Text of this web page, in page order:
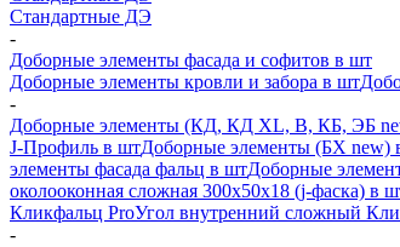
Стандартные ДЭ
-
Доборные элементы фасада и софитов в шт
Доборные элементы кровли и забора в шт
-
Доборные элементы (КД, КД XL, В, КБ, ЭБ
J-Профиль в штДоборные элементы (БХ new)
элементы фасада фальц в штДоборные
околооконная сложная 300х50х18 (j-фаска) в
Кликфальц ProУгол внутренний сложный
-